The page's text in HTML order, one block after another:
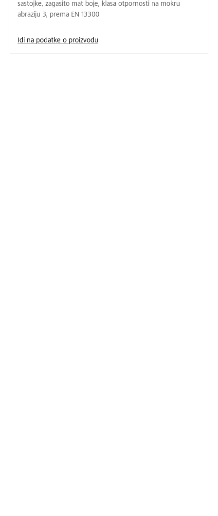
sastojke, zagasito mat boje, klasa otpornosti na mokru
abraziju 3, prema EN 13300
Idi na podatke o proizvodu